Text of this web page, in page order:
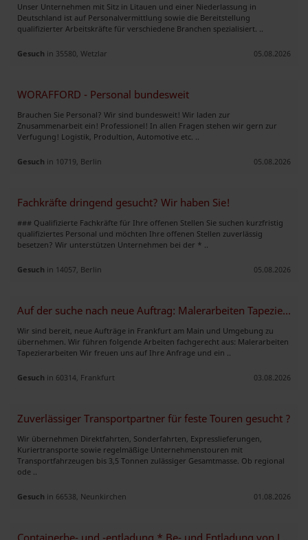
Unser Unternehmen mit Sitz in Litauen und einer Niederlassung in
Deutschland ist auf Personalvermittlung sowie die Bereitstellung
qualifizierter Arbeitskräfte für verschiedene Branchen spezialisiert. ..
Gesuch in 35580, Wetzlar 05.08.2026
WORAFFORD - Personal bundesweit
Brauchen Sie Personal? Wir sind bundesweit! Wir laden zur
Znusammenarbeit ein! Professionel! In allen Fragen stehen wir gern zur
Verfugung! Logistik, Produltion, Automotive etc. ..
Gesuch in 10719, Berlin 05.08.2026
Fachkräfte dringend gesucht? Wir haben Sie!
### Qualifizierte Fachkräfte für Ihre offenen Stellen Sie suchen kurzfristig
qualifiziertes Personal und möchten Ihre offenen Stellen zuverlässig
besetzen? Wir unterstützen Unternehmen bei der * ..
Gesuch in 14057, Berlin 05.08.2026
Auf der suche nach neue Auftrag: Malerarbeiten Tapezierarbeiten
Wir sind bereit, neue Aufträge in Frankfurt am Main und Umgebung zu
übernehmen. Wir führen folgende Arbeiten fachgerecht aus: Malerarbeiten
Tapezierarbeiten Wir freuen uns auf Ihre Anfrage und ein ..
Gesuch in 60314, Frankfurt 03.08.2026
Zuverlässiger Transportpartner für feste Touren gesucht ?
Wir übernehmen Direktfahrten, Sonderfahrten, Expresslieferungen,
Kuriertransporte sowie regelmäßige Unternehmenstouren mit
Transportfahrzeugen bis 3,5 Tonnen zulässiger Gesamtmasse. Ob regional
ode ..
Gesuch in 66538, Neunkirchen 01.08.2026